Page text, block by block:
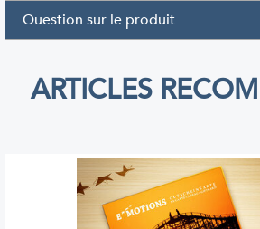
Question sur le produit
ARTICLES